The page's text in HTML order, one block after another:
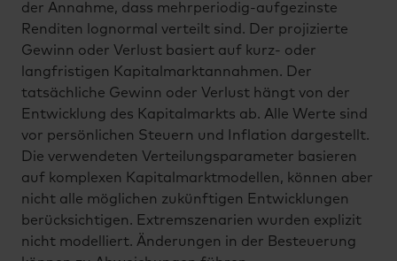
der Annahme, dass mehrperiodig-aufgezinste
Renditen lognormal verteilt sind. Der projizierte
Gewinn oder Verlust basiert auf kurz- oder
langfristigen Kapitalmarktannahmen. Der
tatsächliche Gewinn oder Verlust hängt von der
Entwicklung des Kapitalmarkts ab. Alle Werte sind
vor persönlichen Steuern und Inflation dargestellt.
Die verwendeten Verteilungsparameter basieren
auf komplexen Kapitalmarktmodellen, können aber
nicht alle möglichen zukünftigen Entwicklungen
berücksichtigen. Extremszenarien wurden explizit
nicht modelliert. Änderungen in der Besteuerung